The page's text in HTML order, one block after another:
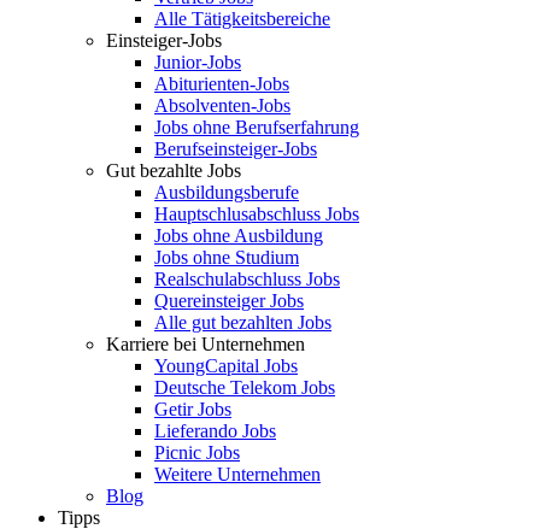
Alle Tätigkeitsbereiche
Einsteiger-Jobs
Junior-Jobs
Abiturienten-Jobs
Absolventen-Jobs
Jobs ohne Berufserfahrung
Berufseinsteiger-Jobs
Gut bezahlte Jobs
Ausbildungsberufe
Hauptschlusabschluss Jobs
Jobs ohne Ausbildung
Jobs ohne Studium
Realschulabschluss Jobs
Quereinsteiger Jobs
Alle gut bezahlten Jobs
Karriere bei Unternehmen
YoungCapital Jobs
Deutsche Telekom Jobs
Getir Jobs
Lieferando Jobs
Picnic Jobs
Weitere Unternehmen
Blog
Tipps